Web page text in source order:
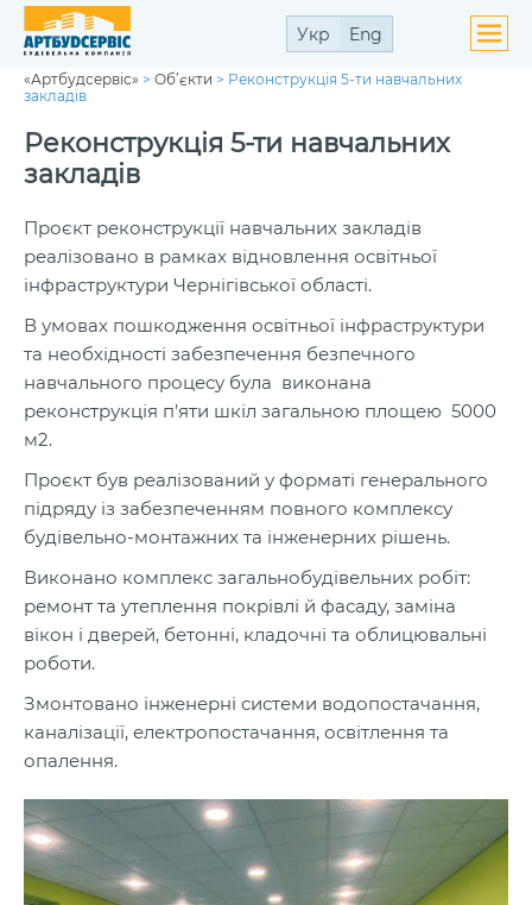
Укр Eng
«Артбудсервіс» >Об’єкти > Реконструкція 5-ти навчальних
закладів
Реконструкція 5-ти навчальних
закладів
Проєкт реконструкції навчальних закладів
реалізовано в рамках відновлення освітньої
інфраструктури Чернігівської області.
В умовах пошкодження освітньої інфраструктури
та необхідності забезпечення безпечного
навчального процесу була виконана
реконструкція п’яти шкіл загальною площею 5000
м2.
Проєкт був реалізований у форматі генерального
підряду із забезпеченням повного комплексу
будівельно-монтажних та інженерних рішень.
Виконано комплекс загальнобудівельних робіт:
ремонт та утеплення покрівлі й фасаду, заміна
вікон і дверей, бетонні, кладочні та облицювальні
роботи.
Змонтовано інженерні системи водопостачання,
каналізації, електропостачання, освітлення та
опалення.